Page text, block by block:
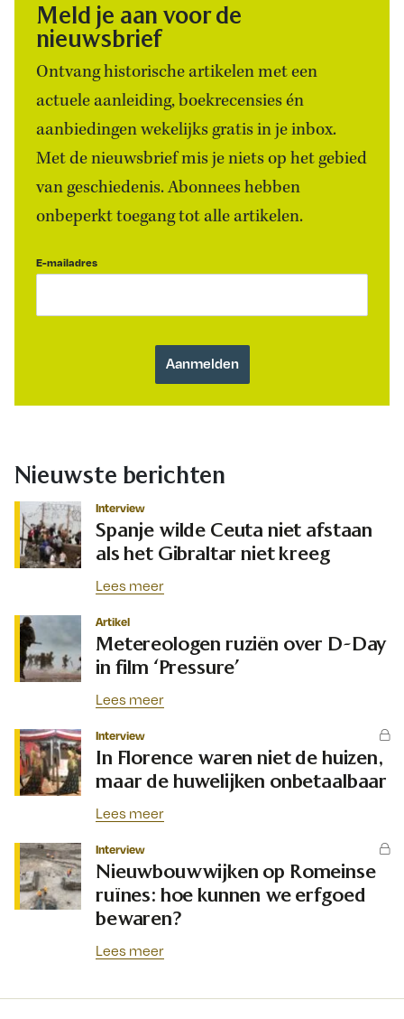
Meld je aan voor de
nieuwsbrief
Ontvang historische artikelen met een
actuele aanleiding, boekrecensies én
aanbiedingen wekelijks gratis in je inbox.
Met de nieuwsbrief mis je niets op het gebied
van geschiedenis. Abonnees hebben
onbeperkt toegang tot alle artikelen.
E-mailadres
Nieuwste berichten
Interview
Spanje wilde Ceuta niet afstaan
als het Gibraltar niet kreeg
Lees meer
Artikel
Metereologen ruziën over D-Day
in film ‘Pressure’
Lees meer
Interview
In Florence waren niet de huizen,
maar de huwelijken onbetaalbaar
Lees meer
Interview
Nieuwbouwwijken op Romeinse
ruïnes: hoe kunnen we erfgoed
bewaren?
Lees meer